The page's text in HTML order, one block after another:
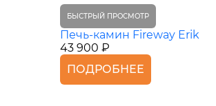
БЫСТРЫЙ ПРОСМОТР
Печь-камин Fireway Erik
43 900 ₽
ПОДРОБНЕЕ